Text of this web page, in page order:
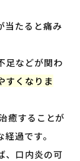
当たると痛み
足などが関わ
すくなりま
癒することが
過です。
、口内炎の可